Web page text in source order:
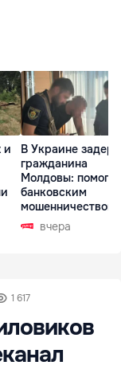
и
В Украине
гражданина
Молдовы:
банковским
мошенничеством
Чехиивчера
1 617